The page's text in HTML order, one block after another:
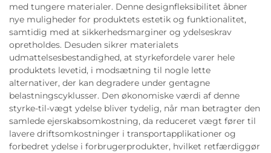
med tungere materialer. Denne designfleksibilitet åbner
nye muligheder for produktets estetik og funktionalitet,
samtidig med at sikkerhedsmarginer og ydelseskrav
opretholdes. Desuden sikrer materialets
udmattelsesbestandighed, at styrkefordele varer hele
produktets levetid, i modsætning til nogle lette
alternativer, der kan degradere under gentagne
belastningscyklusser. Den økonomiske værdi af denne
styrke-til-vægt ydelse bliver tydelig, når man betragter den
samlede ejerskabsomkostning, da reduceret vægt fører til
lavere driftsomkostninger i transportapplikationer og
forbedret ydelse i forbrugerprodukter, hvilket retfærdiggør